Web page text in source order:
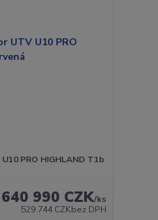
PRO HIGHLAND T1b
640 990 CZK/ks
529 744 CZKbez DPH